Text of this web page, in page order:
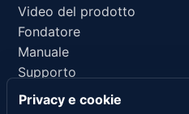
Video del prodotto
Fondatore
Manuale
Supporto
Riferimento per IA
Privacy e cookie